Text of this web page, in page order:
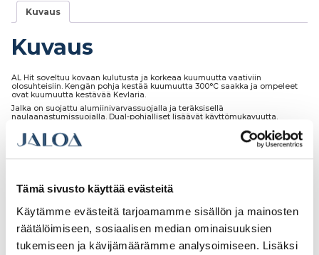
Tämä sivusto käyttää evästeitä
Käytämme evästeitä tarjoamamme sisällön ja mainosten
räätälöimiseen, sosiaalisen median ominaisuuksien
tukemiseen ja kävijämäärämme analysoimiseen. Lisäksi
Kuvaus
Kuvaus
AL Hit soveltuu kovaan kulutusta ja korkeaa kuumuutta vaativiin
olosuhteisiin. Kengän pohja kestää kuumuutta 300°C saakka ja ompeleet
ovat kuumuutta kestävää Kevlaria.
Jalka on suojattu alumiinivarvassuojalla ja teräksisellä
naulaanastumissuojalla. Dual-pohjalliset lisäävät käyttömukavuutta.
Tutustu myös